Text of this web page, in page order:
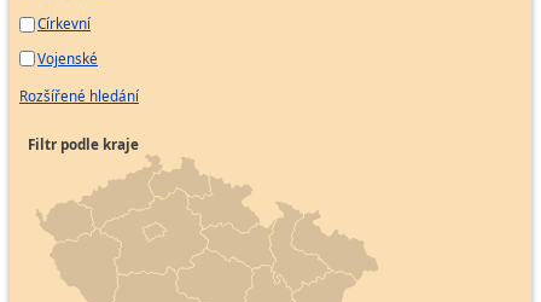
Církevní
Vojenské
Rozšířené hledání
Filtr podle kraje